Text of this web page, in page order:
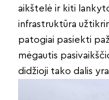
aikštelė ir kiti
infrastruktūra
patogiai pasiekti
mėgautis
didžioji tako dalis